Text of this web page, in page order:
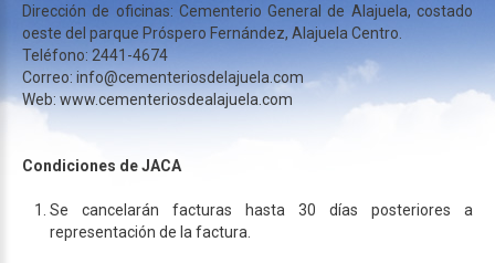
Dirección de oficinas: Cementerio General de Alajuela, costado
oeste del parque Próspero Fernández, Alajuela Centro.
Teléfono: 2441-4674
Correo: info@cementeriosdelajuela.com
Web: www.cementeriosdealajuela.com
Condiciones de JACA
Se cancelarán facturas hasta 30 días posteriores a
representación de la factura.